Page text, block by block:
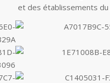
et des établissements